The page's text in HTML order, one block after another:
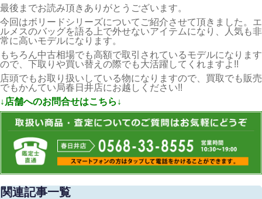
最後までお読み頂きありがとうございます。
今回はボリードシリーズについてご紹介させて頂きました。エ
ルメスのバッグを語る上で外せないアイテムになり、人気も非
常に高いモデルになります。
もちろん中古相場でも高額で取引されているモデルになります
ので、下取りや買い替えの際でも大活躍してくれますよ!!
店頭でもお取り扱いしている物になりますので、買取でも販売
でもかんてい局春日井店にお越しください!!
↓店舗へのお問合せはこちら↓
関連記事一覧